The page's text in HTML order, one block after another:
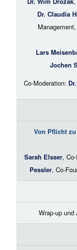
Dr. Claudia
Lars
Jochen
Co-Moderation:
Von Pflicht
Sarah Elsser,
Pessler, Co-
Wrap-up